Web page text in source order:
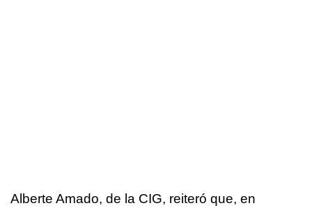
Alberte Amado, de la CIG, reiteró que, en